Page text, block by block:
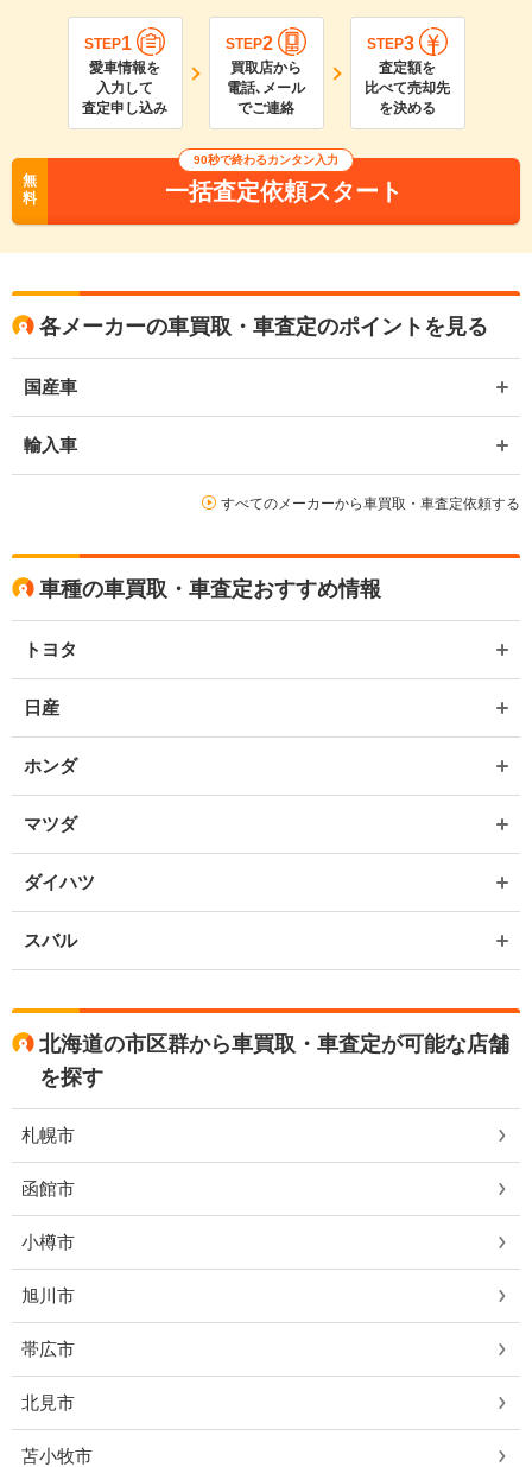
STEP1
愛車情報を
入力して
査定申し込み
STEP2
買取店から
電話､メール
でご連絡
STEP3
査定額を
比べて売却先
を決める
無
料
90秒で終わるカンタン入力
一括査定依頼スタート
各メーカーの車買取・車査定のポイントを見る
国産車
輸入車
すべてのメーカーから車買取・車査定依頼する
車種の車買取・車査定おすすめ情報
トヨタ
日産
ホンダ
マツダ
ダイハツ
スバル
北海道の市区群から車買取・車査定が可能な店舗
を探す
札幌市
函館市
小樽市
旭川市
帯広市
北見市
苫小牧市